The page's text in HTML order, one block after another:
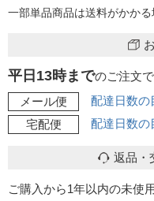
一部単品商品は送料がかかる
平日13時までのご注文で
メール便
配達日数の
宅配便
配達日数の
返品・
ご購入から1年以内の未使